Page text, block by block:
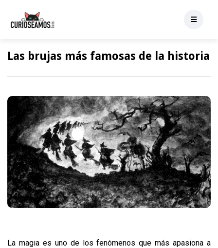
Las brujas más famosas de la historia
La magia es uno de los fenómenos que más apasiona a